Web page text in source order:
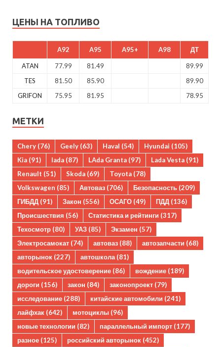
ЦЕНЫ НА ТОПЛИВО
A92 A95 A95+ A98 ДТ
ATAN 77.99 81.49
89.99
TES
81.50 85.90
89.90
GRIFON
75.95 81.95 78.95
МЕТКИ
Chery (76) Geely (63) Haval (54) Hyundai (105)
Kia (91) lada (87) LAda Granta (97) Lada Vesta (91)
Renault (51) Skoda (69) Toyota (78)
Volkswagen (85) Автоваз (706) Безопасность (209)
ГИБДД (91) Закон (556) ОСАГО (49) ПДД (136)
Происшествия (56) Статистика и рейтинги (317)
Техосмотр (80) УАЗ (85) Экзамен (57)
Электросамокат (74) автоваз (88) автозапчасти (68)
авторынок (227) автошкола(81)
водительское удостоверение (86) вождение (189)
дороги (156) закон (84) законопроект (79)
исследование (288) китайские автомобили (241)
лайфхак (642) мотоциклы (96)
новые технологии (82) параллельный импорт (177)
разное (125) российский авторынок (452)